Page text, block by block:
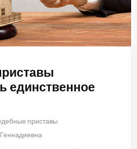
единственное
приставы